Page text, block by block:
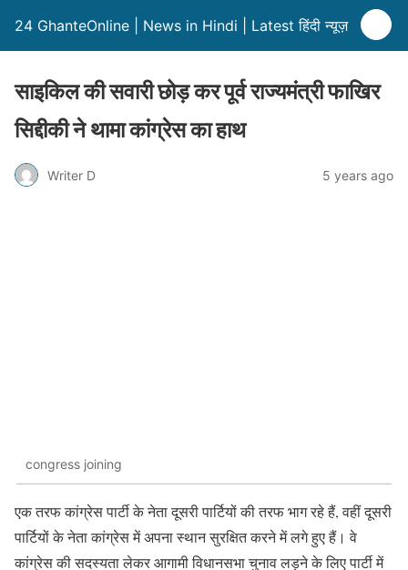
24 GhanteOnline | News in Hindi | Latest हिंदी न्यूज़
साइकिल की सवारी छोड़ कर पूर्व राज्यमंत्री फाखिर
सिद्दीकी ने थामा कांग्रेस का हाथ
Writer D 5 years ago
congress joining
एक तरफ कांग्रेस पार्टी के नेता दूसरी पार्टियों की तरफ भाग रहे हैं, वहीं दूसरी
पार्टियों के नेता कांग्रेस में अपना स्थान सुरक्षित करने में लगे हुए हैं। वे
कांग्रेस की सदस्यता लेकर आगामी विधानसभा चुनाव लड़ने के लिए पार्टी में